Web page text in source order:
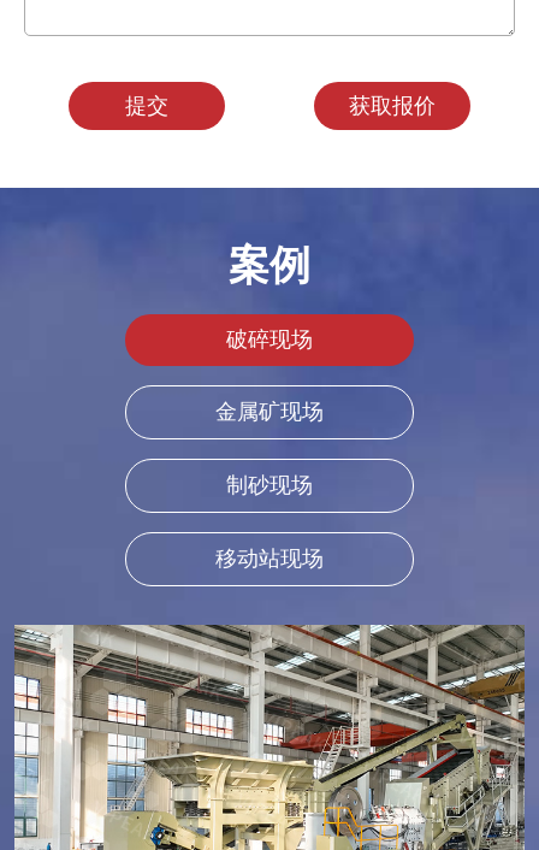
提交 获取报价
案例
破碎现场
金属矿现场
制砂现场
移动站现场